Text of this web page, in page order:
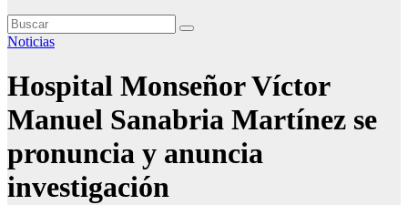
Noticias
Hospital Monseñor Víctor
Manuel Sanabria Martínez se
pronuncia y anuncia
investigación